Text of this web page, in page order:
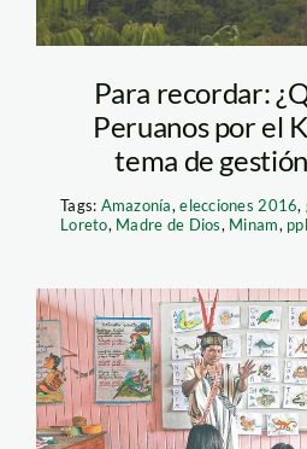
Para recordar:
Peruanos por el
tema de
Tags: Amazonía,elecciones 2016,
Loreto, Madre de Dios, Minam,
educacion
andina